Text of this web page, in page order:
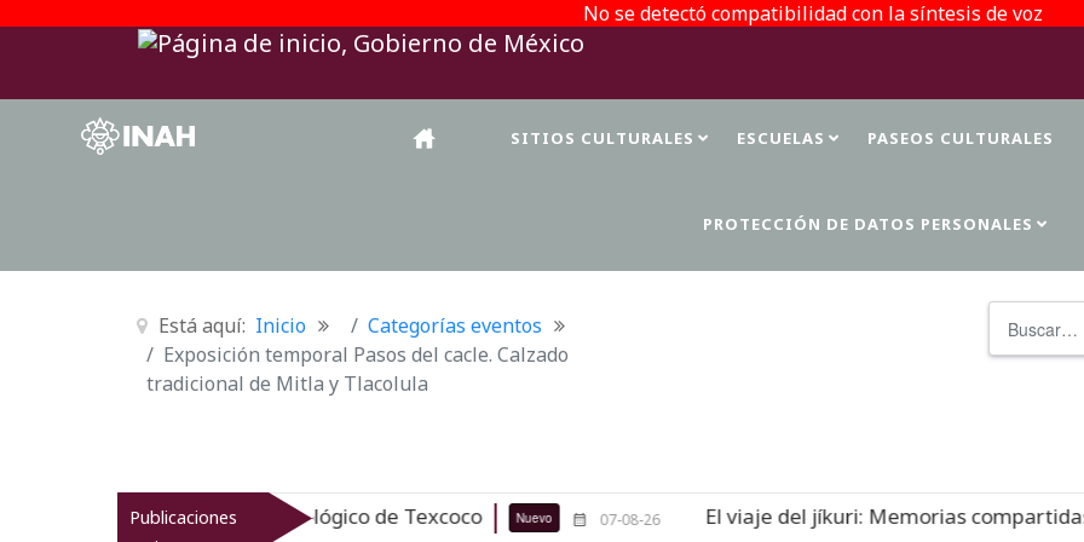
No se detectó compatibilidad con la síntesis de voz
SITIOS CULTURALES ESCUELAS PASEOS CULTURALES
PROTECCIÓN DE DATOS PERSONALES
Está aquí: Inicio
Categorías eventos
Exposición temporal Pasos del cacle. Calzado
tradicional de Mitla y Tlacolula
Publicaciones
patrimonio arqueológico de Texcoco Nuevo 07-08-26 El viaje del jíkuri: Memorias compartidas en Cueva